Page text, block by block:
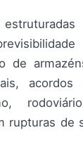
de
acordos
rupturas de